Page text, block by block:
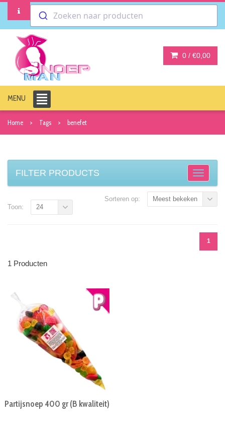
Zoeken naar producten
0 / €0,00
MENU
Home Tags benefet
FILTER PRODUCTS
Sorteren op: Meest bekeken
1
Toon: 24
1 Producten
Partijsnoep 400 gr (B kwaliteit)